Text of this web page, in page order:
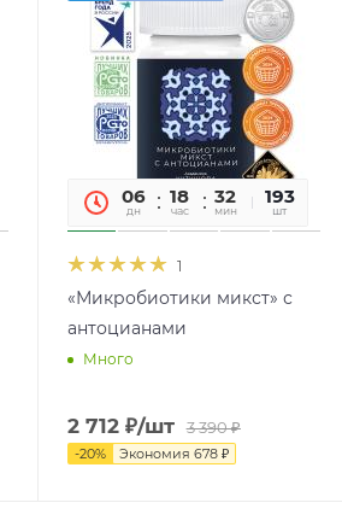
06
дн
18
час
32
мин
54
сек
193
шт
1
«Микробиотики микст» с
антоцианами
Много
2 712₽/шт 3 390₽
-20% Экономия 678₽